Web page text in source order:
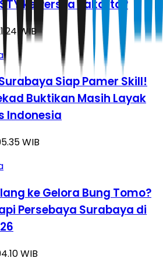
ke Persija Jakarta?
WIB
Siap Pamer Skill!
Buktikan Masih Layak
Indonesia
WIB
ke Gelora Bung Tomo?
Persebaya Surabaya di
WIB